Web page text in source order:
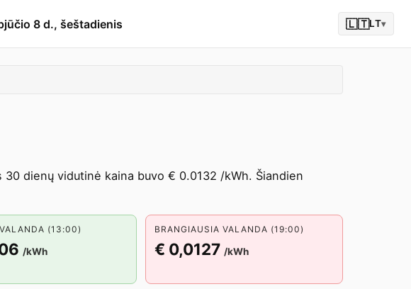
8 d., šeštadienis 🇱🇹LT▾
30 dienų vidutinė kaina buvo € 0.0132 /kWh. Šiandien
(13:00)
/kWh
BRANGIAUSIA VALANDA (19:00)
€ 0,0127 /kWh